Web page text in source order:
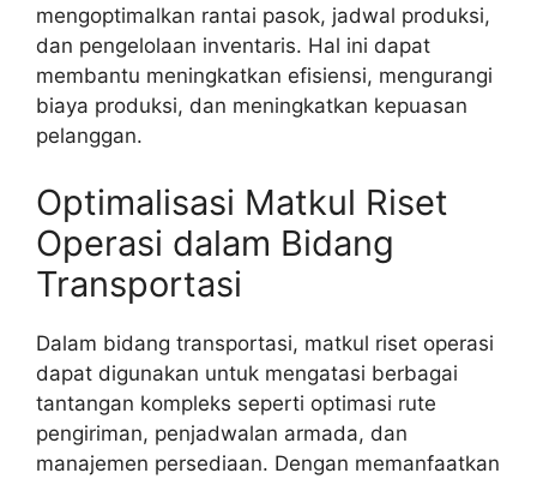
mengoptimalkan rantai pasok, jadwal produksi,
dan pengelolaan inventaris. Hal ini dapat
membantu meningkatkan efisiensi, mengurangi
biaya produksi, dan meningkatkan kepuasan
pelanggan.
Optimalisasi Matkul Riset
Operasi dalam Bidang
Transportasi
Dalam bidang transportasi, matkul riset operasi
dapat digunakan untuk mengatasi berbagai
tantangan kompleks seperti optimasi rute
pengiriman, penjadwalan armada, dan
manajemen persediaan. Dengan memanfaatkan